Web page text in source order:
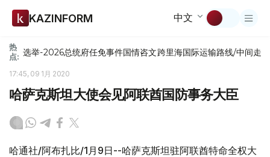
KAZINFORM 中文
热
点: 选举-2026总统府任免事件国情咨文跨里海国际运输路线/中间走廊
17:45, 09 1月 2020
哈萨克斯坦大使会见阿联酋国防事务大臣
哈通社/阿布扎比/1月9日--哈萨克斯坦驻阿联酋特命全权大